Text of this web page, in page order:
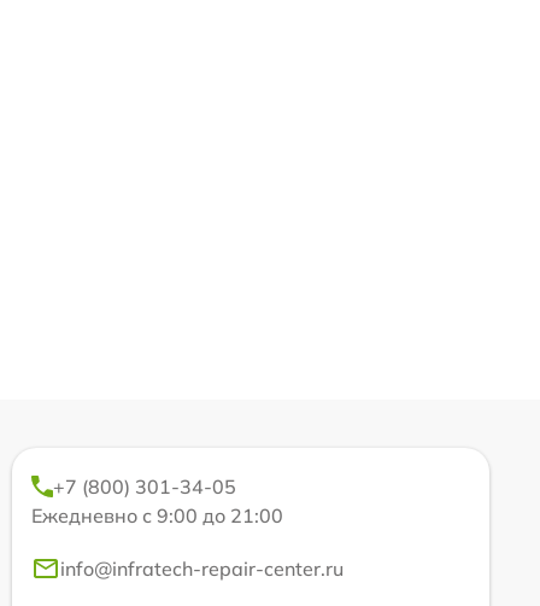
+7 (800) 301-34-05
Ежедневно с 9:00 до 21:00
info@infratech-repair-center.ru